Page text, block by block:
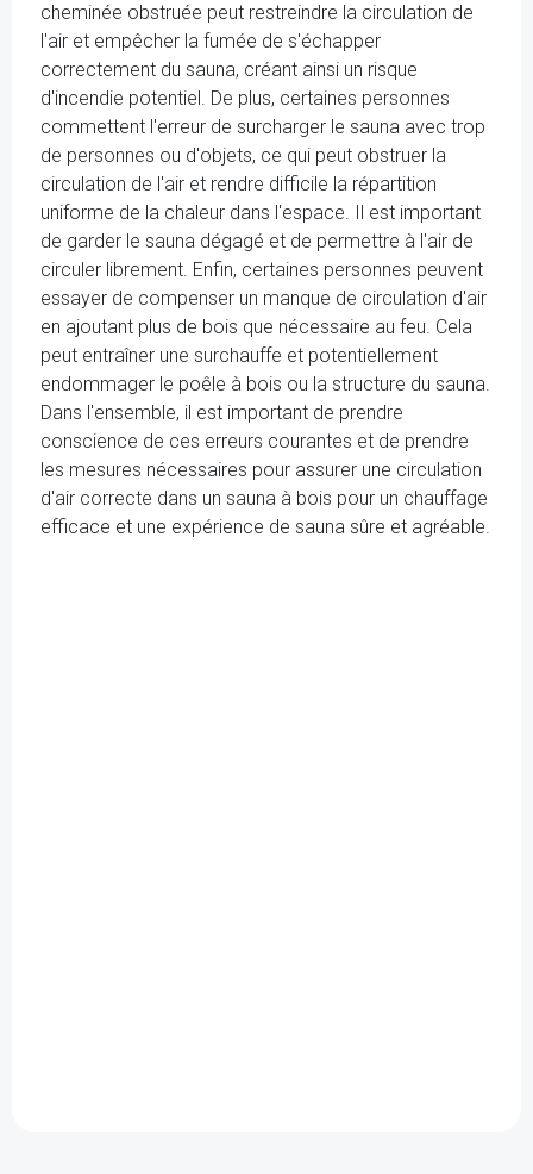
cheminée obstruée peut restreindre la circulation de
l'air et empêcher la fumée de s'échapper
correctement du sauna, créant ainsi un risque
d'incendie potentiel. De plus, certaines personnes
commettent l'erreur de surcharger le sauna avec trop
de personnes ou d'objets, ce qui peut obstruer la
circulation de l'air et rendre difficile la répartition
uniforme de la chaleur dans l'espace. Il est important
de garder le sauna dégagé et de permettre à l'air de
circuler librement. Enfin, certaines personnes peuvent
essayer de compenser un manque de circulation d'air
en ajoutant plus de bois que nécessaire au feu. Cela
peut entraîner une surchauffe et potentiellement
endommager le poêle à bois ou la structure du sauna.
Dans l'ensemble, il est important de prendre
conscience de ces erreurs courantes et de prendre
les mesures nécessaires pour assurer une circulation
d'air correcte dans un sauna à bois pour un chauffage
efficace et une expérience de sauna sûre et agréable.